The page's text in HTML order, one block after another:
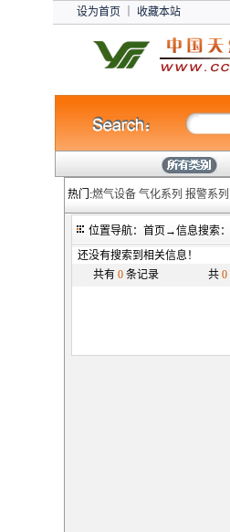
设为首页 收藏本站
热门:燃气设备 气化系列 报警系列
位置导航：首页→信息搜索：
还没有搜索到相关信息！
共有 0 条记录 共 0